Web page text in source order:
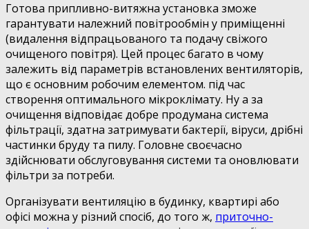
Готова припливно-витяжна установка зможе
гарантувати належний повітрообмін у приміщенні
(видалення відпрацьованого та подачу свіжого
очищеного повітря). Цей процес багато в чому
залежить від параметрів встановлених вентиляторів,
що є основним робочим елементом. під час
створення оптимального мікроклімату. Ну а за
очищення відповідає добре продумана система
фільтрації, здатна затримувати бактерії, віруси, дрібні
частинки бруду та пилу. Головне своєчасно
здійснювати обслуговування системи та оновлювати
фільтри за потреби.
Організувати вентиляцію в будинку, квартирі або
офісі можна у різний спосіб, до того ж, приточно-